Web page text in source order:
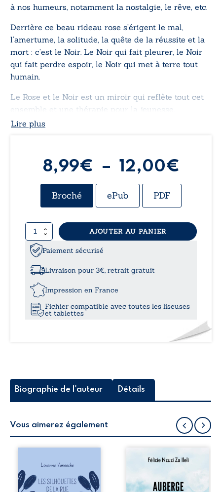
à nos humeurs, notamment la nostalgie, le rêve, etc.
Derrière ce beau rideau rose s’érigent le mal,
l’amertume, la solitude, la quête de la réussite et la
mort : c’est le Noir. Le Noir qui fait pleurer, le Noir
qui fait perdre espoir, le Noir qui met à terre tout
humain.
Le Rose et le Noir est un miroir qui reflète tout cet
ensemble et une thérapie pour la jeunesse.
Lire plus
8,99€ – 12,00€
de
Broché ePub PDF
quantité
de
Le
Rose
Noir
AJOUTER AU PANIER
Paiement sécurisé
Livraison pour 3€, retrait gratuit
Impression en France
Fichier compatible avec toutes les liseuses
et tablettes
Biographie de l'auteur Détails
Vous aimerez également
la rue donne la
parole à six
personnages
Auberge de la
récit-témoignage